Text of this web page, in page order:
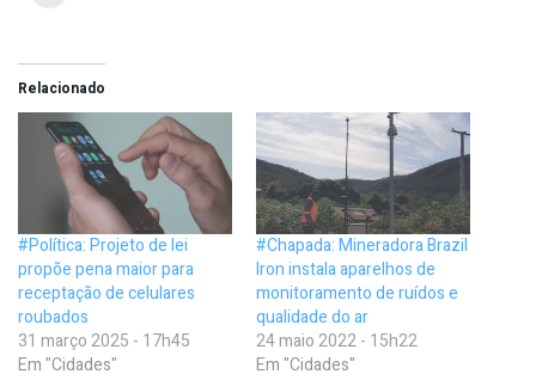
Relacionado
#Política: Projeto de lei
propõe pena maior para
receptação de celulares
roubados
31 março 2025 - 17h45
Em "Cidades"
#Chapada: Mineradora Brazil
Iron instala aparelhos de
monitoramento de ruídos e
qualidade do ar
24 maio 2022 - 15h22
Em "Cidades"